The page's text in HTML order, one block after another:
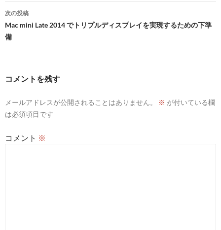
ナ
ビ
ゲ
シ
ン
次の投稿
Mac mini Late 2014 でトリプルディスプレイを実現するための下準
備
コメントを残す
メールアドレスが公開されることはありません。 ※ が付いている欄
は必須項目です
コメント ※